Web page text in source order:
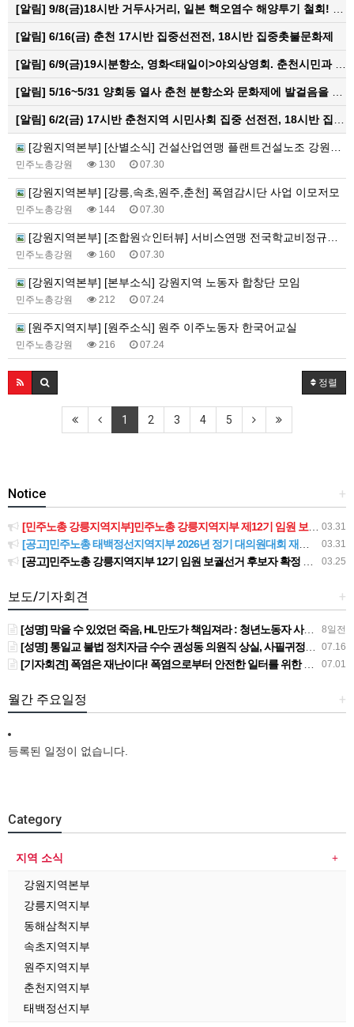
[알림] 9/8(금)18시반 거두사거리, 일본 핵오염수 해양투기 철회! 춘천시민대회
[알림] 6/16(금) 춘천 17시반 집중선전전, 18시반 집중촛불문화제
[알림] 6/9(금)19시분향소, 영화<태일이>야외상영회. 춘천시민과 함께하는 한여름밤의 영화산책
[알림] 5/16~5/31 양회동 열사 춘천 분향소와 문화제에 발걸음을 내어주신 모든 분들께 감사인사를 올립니다.
[알림] 6/2(금) 17시반 춘천지역 시민사회 집중 선전전, 18시반 집중 촛불문화제
[강원지역본부] [산별소식] 건설산업연맹 플랜트건설노조 강원충북지부
민주노총강원 130 07.30
[강원지역본부] [강릉,속초,원주,춘천] 폭염감시단 사업 이모저모
민주노총강원 144 07.30
[강원지역본부] [조합원☆인터뷰] 서비스연맹 전국학교비정규직노동조합 강원지부 김유미 춘천지회장
민주노총강원 160 07.30
[강원지역본부] [본부소식] 강원지역 노동자 합창단 모임
민주노총강원 212 07.24
[원주지역지부] [원주소식] 원주 이주노동자 한국어교실
민주노총강원 216 07.24
정렬
1 2 3 4 5
+
Notice
03.31
[민주노총 강릉지역지부]민주노총 강릉지역지부 제12기 임원 보궐선거결과 공고
03.31
[공고]민주노총 태백정선지역지부 2026년 정기 대의원대회 재소집 건
03.25
[공고]민주노총 강릉지역지부 12기 임원 보궐선거 후보자 확정 공고
+
보도/기자회견
8일전
[성명] 막을 수 있었던 죽음, HL만도가 책임져라 : 청년노동자 사망사고의 철저한 진상규명과 재발방지 대책 마련하라
07.16
[성명] 통일교 불법 정치자금 수수 권성동 의원직 상실, 사필귀정이다
07.01
[기자회견] 폭염은 재난이다! 폭염으로부터 안전한 일터를 위한 민주노총 강원지역본부 폭염감시단 선포 기자회견
+
월간 주요일정
등록된 일정이 없습니다.
Category
지역 소식
강원지역본부
강릉지역지부
동해삼척지부
속초지역지부
원주지역지부
춘천지역지부
태백정선지부